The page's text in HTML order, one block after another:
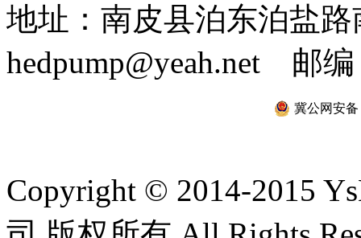
地址：南皮县泊东泊盐
hedpump@yeah.net 邮编
冀公网安备
Copyright © 2014-2015